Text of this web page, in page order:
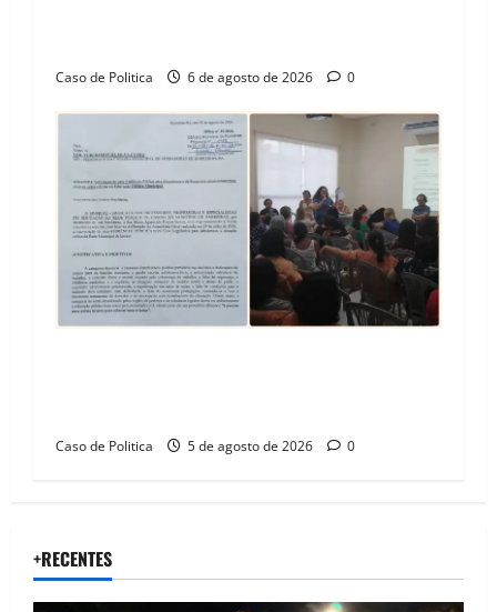
Caso de Politica 6 de agosto de 2026 0
Caso de Politica 5 de agosto de 2026 0
+RECENTES